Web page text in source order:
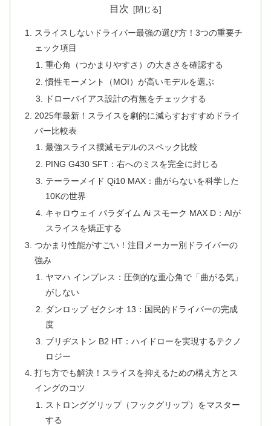
目次
スライスしないドライバー最強の選び方！3つの重要チ
ェック項目
重心角（つかまりやすさ）の大きさを確認する
慣性モーメント（MOI）が高いモデルを選ぶ
ドローバイアス設計の有無をチェックする
2025年最新！スライスを劇的に減らすおすすめドライ
バー比較表
最強スライス撲滅モデルのスペック比較
PING G430 SFT：右へのミスを完全に封じる
テーラーメイド Qi10 MAX：曲がらないを科学した
10Kの世界
キャロウェイ パラダイム Ai スモーク MAX D：AIが
スライスを矯正する
つかまり性能がすごい！注目メーカー別ドライバーの
強み
ヤマハ インプレス：圧倒的な重心角で「曲がる気」
がしない
ダンロップ ゼクシオ 13：国民的ドライバーの完成
度
ブリヂストン B2 HT：ハイドローを実現するテクノ
ロジー
打ち方でも解決！スライスを抑えるための構え方とス
イングのコツ
ストロンググリップ（フックグリップ）をマスター
する